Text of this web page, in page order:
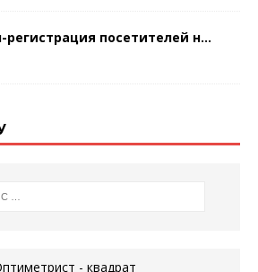
посетителей н...